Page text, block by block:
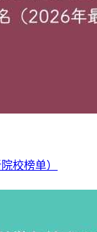
校榜单）